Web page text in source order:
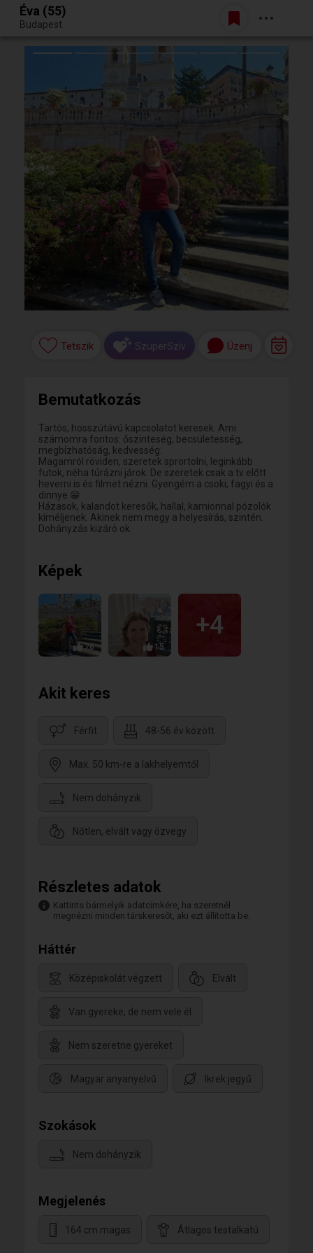
Egy jó randiból bármi lehet.
Belépés
Éva (55)
Budapest
Tetszik SzuperSzív Üzenj
Bemutatkozás
Tartós, hosszútávú kapcsolatot keresek. Ami
számomra fontos: őszinteség, becsületesség,
megbízhatóság, kedvesség.
Magamról röviden, szeretek sprortolni, leginkább
futok, néha túrázni járok. De szeretek csak a tv előtt
heverni is és filmet nézni. Gyengém a csoki, fagyi és a
dinnye 😁
Házasok, kalandot keresők, hallal, kamionnal pózolók
kíméljenek. Akinek nem megy a helyesírás, szintén.
Dohányzás kizáró ok.
Képek
26 15
+4
Akit keres
Férfit 48-56 év között
Max. 50 km-re a lakhelyemtől
Nem dohányzik
Nőtlen, elvált vagy özvegy
Részletes adatok
Kattints bármelyik adatcímkére, ha szeretnél
megnézni minden társkeresőt, aki ezt állította be.
Háttér
Középiskolát végzett Elvált
Van gyereke, de nem vele él
Nem szeretne gyereket
Magyar anyanyelvű Ikrek jegyű
Szokások
Nem dohányzik
Megjelenés
164 cm magas Átlagos testalkatú